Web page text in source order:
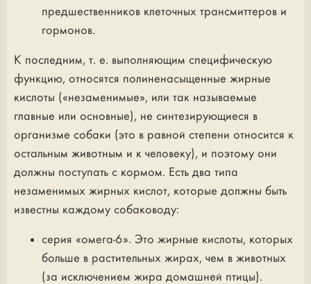
предшественников клеточных трансмиттеров и
гормонов.
К последним, т. е. выполняющим специфическую
функцию, относятся полиненасыщенные жирные
кислоты («незаменимые», или так называемые
главные или основные), не синтезирующиеся в
организме собаки (это в равной степени относится к
остальным животным и к человеку), и поэтому они
должны поступать с кормом. Есть два типа
незаменимых жирных кислот, которые должны быть
известны каждому собаководу:
серия «омега-6». Это жирные кислоты, которых
больше в растительных жирах, чем в животных
(за исключением жира домашней птицы).